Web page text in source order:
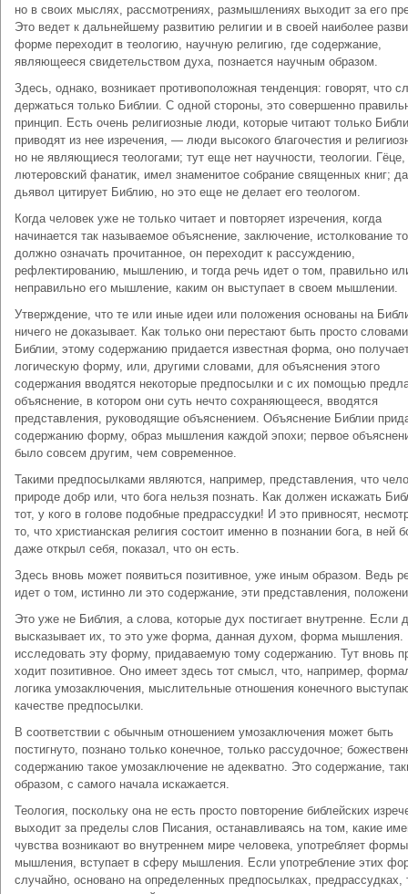
но в своих мыслях, рассмотрениях, размышлениях выходит за его
Это ведет к дальнейшему развитию религии и в своей наиболее
форме переходит в теологию, научную религию, где содержание,
являющееся свидетельством духа, познается научным образом.
Здесь, однако, возникает противоположная тенденция: говорят, что
держаться только Библии. С одной стороны, это совершенно
принцип. Есть очень религиозные люди, которые читают только
приводят из нее изречения, — люди высокого благочестия и
но не являющиеся теологами; тут еще нет научности, теологии. Гёце,
лютеровский фанатик, имел знаменитое собрание священных книг;
дьявол цитирует Библию, но это еще не делает его теологом.
Когда человек уже не только читает и повторяет изречения, когда
начинается так называемое объяснение, заключение, истолкование
должно означать прочитанное, он переходит к рассуждению,
рефлектированию, мышлению, и тогда речь идет о том, правильно
непра­вильно его мышление, каким он выступает в своем мышлении.
Утверждение, что те или иные идеи или положения основаны на
ничего не доказывает. Как только они перестают быть просто словами
Библии, этому содержанию придается известная форма, оно
логическую форму, или, другими словами, для объяснения этого
содержания вводятся некоторые предпосылки и с их помощью
объяснение, в котором они суть нечто сохраняющееся, вводятся
представления, руководящие объяснением. Объяснение Библии
содержанию форму, образ мышления каждой эпохи; первое
было совсем другим, чем современное.
Такими предпосылками являются, например, представления, что
природе добр или, что бога нельзя познать. Как должен искажать
тот, у кого в голове подобные предрассудки! И это привносят,
то, что христианская религия состоит именно в познании бога, в ней
даже открыл себя, показал, что он есть.
Здесь вновь может появиться позитивное, уже иным образом. Ведь
идет о том, истинно ли это содержание, эти представления,
Это уже не Библия, а слова, которые дух постигает внутренне. Если
высказывает их, то это уже форма, данная духом, форма мышления.
исследовать эту форму, придаваемую тому содержанию. Тут вновь
ходит позитивное. Оно имеет здесь тот смысл, что, например,
логика умозаключения, мыслитель­ные отношения конечного
качестве предпосылки.
В соответствии с обычным отношением умозаключения может быть
постигнуто, познано только конечное, только рассудочное;
содержанию такое умозаключение не адекватно. Это содержание,
образом, с самого начала искажается.
Теология, поскольку она не есть просто повторение библейских
выходит за пределы слов Писания, останавливаясь на том, какие
чувства возникают во внутреннем мире человека, употребляет формы
мышления, вступает в сферу мышления. Если употребление этих
случайно, основано на определенных предпосылках, предрассудках,